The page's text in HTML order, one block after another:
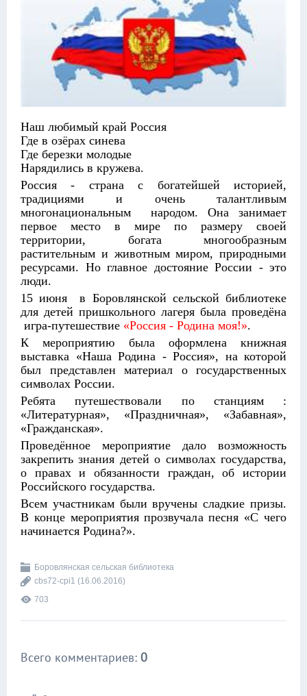
Наш любимый край Россия
Где в озёрах синева
Где березки молодые
Нарядились в кружева.
Россия - страна с богатейшей историей,
традициями и очень талантливым
многонациональным народом. Она занимает
первое место в мире по размеру своей
территории, богата многообразным
растительным и животным миром, природными
ресурсами. Но главное достояние России - это
люди.
15 июня в Боровлянской сельской библиотеке
для детей пришкольного лагеря была проведёна
игра-путешествие «Россия - Родина моя!».
К мероприятию была оформлена книжная
выставка «Наша Родина - Россия», на которой
был представлен материал о государственных
символах России.
Ребята путешествовали по станциям :
«Литературная», «Праздничная», «Забавная»,
«Гражданская».
Проведённое мероприятие дало возможность
закрепить знания детей о символах государства,
о правах и обязанности граждан, об истории
Российского государства.
Всем участникам были вручены сладкие призы.
В конце мероприятия прозвучала песня «С чего
начинается Родина?».
Боровлянская сельская библиотека
cbs72-cpi1 (16.06.2016)
703
Всего комментариев: 0